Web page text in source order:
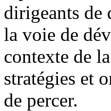
dirigeants de
la voie de
contexte de
stratégies et
de percer.